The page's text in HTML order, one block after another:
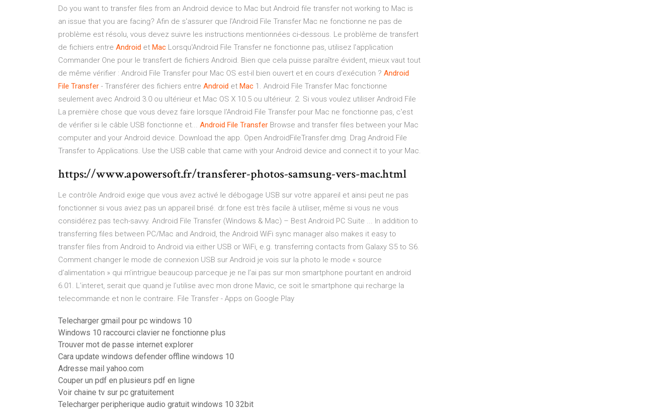
Do you want to transfer files from an Android device to Mac but Android file transfer not working to Mac is
an issue that you are facing? Afin de s'assurer que l'Android File Transfer Mac ne fonctionne ne pas de
problème est résolu, vous devez suivre les instructions mentionnées ci-dessous. Le problème de transfert
de fichiers entre Android et Mac Lorsqu'Android File Transfer ne fonctionne pas, utilisez l'application
Commander One pour le transfert de fichiers Android. Bien que cela puisse paraître évident, mieux vaut tout
de même vérifier : Android File Transfer pour Mac OS est-il bien ouvert et en cours d'exécution ? Android
File Transfer - Transférer des fichiers entre Android et Mac 1. Android File Transfer Mac fonctionne
seulement avec Android 3.0 ou ultérieur et Mac OS X 10.5 ou ultérieur. 2. Si vous voulez utiliser Android File
La première chose que vous devez faire lorsque l'Android File Transfer pour Mac ne fonctionne pas, c'est
de vérifier si le câble USB fonctionne et... Android File Transfer Browse and transfer files between your Mac
computer and your Android device. Download the app. Open AndroidFileTransfer.dmg. Drag Android File
Transfer to Applications. Use the USB cable that came with your Android device and connect it to your Mac.
https://www.apowersoft.fr/transferer-photos-samsung-vers-mac.html
Le contrôle Android exige que vous avez activé le débogage USB sur votre appareil et ainsi peut ne pas
fonctionner si vous aviez pas un appareil brisé. dr.fone est très facile à utiliser, même si vous ne vous
considérez pas tech-savvy. Android File Transfer (Windows & Mac) – Best Android PC Suite ... In addition to
transferring files between PC/Mac and Android, the Android WiFi sync manager also makes it easy to
transfer files from Android to Android via either USB or WiFi, e.g. transferring contacts from Galaxy S5 to S6.
Comment changer le mode de connexion USB sur Android je vois sur la photo le mode « source
d’alimentation » qui m’intrigue beaucoup parceque je ne l’ai pas sur mon smartphone pourtant en android
6.01. L’interet, serait que quand je l’utilise avec mon drone Mavic, ce soit le smartphone qui recharge la
telecommande et non le contraire. File Transfer - Apps on Google Play
Telecharger gmail pour pc windows 10
Windows 10 raccourci clavier ne fonctionne plus
Trouver mot de passe internet explorer
Cara update windows defender offline windows 10
Adresse mail yahoo.com
Couper un pdf en plusieurs pdf en ligne
Voir chaine tv sur pc gratuitement
Telecharger peripherique audio gratuit windows 10 32bit